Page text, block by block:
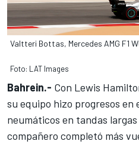
Valtteri Bottas, Mercedes AMG F1
Foto: LAT Images
Bahrein.- Con Lewis
su equipo hizo progresos en
neumáticos en tandas
compañero completó más